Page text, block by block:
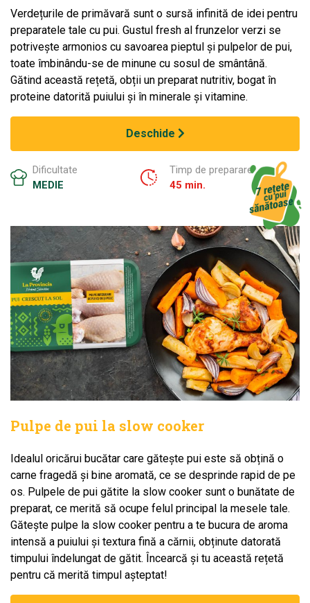
Verdețurile de primăvară sunt o sursă infinită de idei pentru
preparatele tale cu pui. Gustul fresh al frunzelor verzi se
potrivește armonios cu savoarea pieptul și pulpelor de pui,
toate îmbinându-se de minune cu sosul de smântână.
Gătind această rețetă, obții un preparat nutritiv, bogat în
proteine datorită puiului și în minerale și vitamine.
Deschide
Dificultate
MEDIE
Timp de preparare
45 min.
Pulpe de pui la slow cooker
Idealul oricărui bucătar care gătește pui este să obțină o
carne fragedă și bine aromată, ce se desprinde rapid de pe
os. Pulpele de pui gătite la slow cooker sunt o bunătate de
preparat, ce merită să ocupe felul principal la mesele tale.
Gătește pulpe la slow cooker pentru a te bucura de aroma
intensă a puiului și textura fină a cărnii, obținute datorată
timpului îndelungat de gătit. Încearcă și tu această rețetă
pentru că merită timpul așteptat!